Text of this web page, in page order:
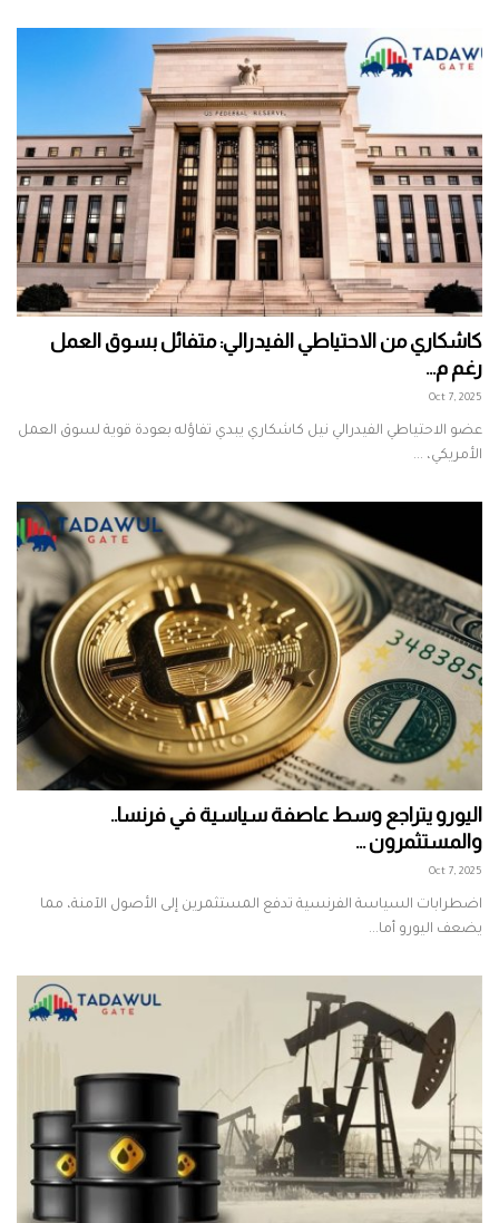
كاشكاري من الاحتياطي الفيدرالي: متفائل بسوق العمل
رغم م...
Oct 7, 2025
عضو الاحتياطي الفيدرالي نيل كاشكاري يبدي تفاؤله بعودة قوية لسوق العمل
الأمريكي، ...
اليورو يتراجع وسط عاصفة سياسية في فرنسا..
والمستثمرون ...
Oct 7, 2025
اضطرابات السياسة الفرنسية تدفع المستثمرين إلى الأصول الآمنة، مما
يضعف اليورو أما...